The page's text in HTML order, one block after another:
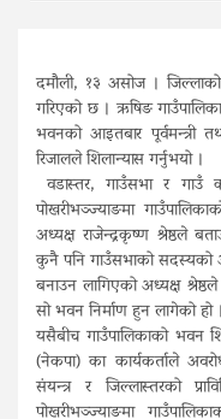
दमौली, १३ असोज ।
गरिएको छ । ऋषिङ
भवनको आइतबार पूर्वमन्त्री
रिजालले शिलान्यास गर्नुभयो ।
वडास्तर, गाउँसभा र गाउँ
पोखरीभञ्ज्याङमा
अध्यक्ष राजेन्द्रकृष्ण श्रेष्ठले
कुनै पनि गाउँसभाको सदस्यको
बनाउन लागिएको अध्यक्ष
सो भवन निर्माण हुन लागेको हो ।
यसैबीच गाउँपालिकाको भवन
(नेकपा) का कार्यकर्ताले
संयन्त्र र जिल्लास्तरको